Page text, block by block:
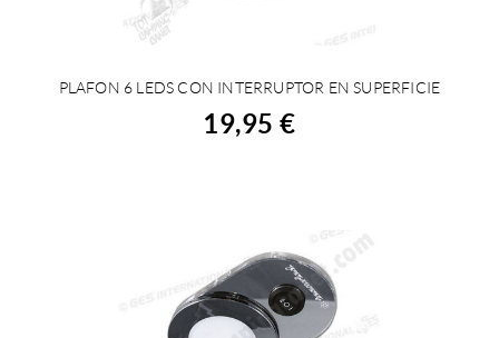
ACHETER
PLAFON 6 LEDS CON INTERRUPTOR EN SUPERFICIE
19,95 €